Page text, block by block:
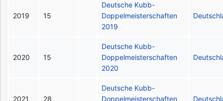
2019 15
Deutsche Kubb-
Doppelmeisterschaften
2019
2020 15
Deutsche Kubb-
Doppelmeisterschaften
2020
2021 28
Deutsche Kubb-
Doppelmeisterschaften